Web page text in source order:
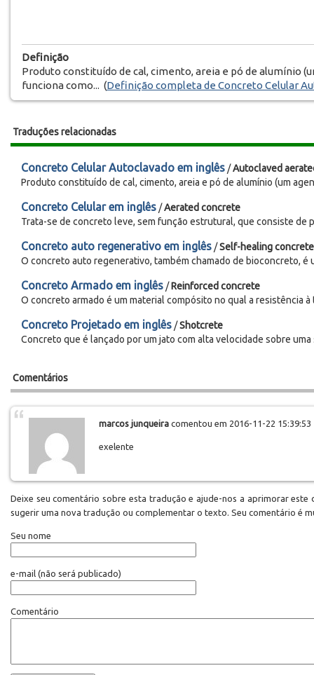
Definição
Produto constituído de cal, cimento, areia e pó de alumínio
funciona como... (Definição completa de Concreto Celular
Traduções relacionadas
Concreto Celular Autoclavado em inglês /Autoclaved
Produto constituído de cal, cimento, areia e pó de alumínio (um
Concreto Celular em inglês /Aerated concrete
Trata-se de concreto leve, sem função estrutural, que consiste de
Concreto auto regenerativo em inglês /Self-healing concrete
O concreto auto regenerativo, também chamado de bioconcreto, é
Concreto Armado em inglês /Reinforced concrete
O concreto armado é um material compósito no qual a resistência à
Concreto Projetado em inglês /Shotcrete
Concreto que é lançado por um jato com alta velocidade sobre uma
Comentários
marcos junqueira comentou em 2016-11-22 15:39:53
exelente
Deixe seu comentário sobre esta tradução e ajude-nos a aprimorar este
sugerir uma nova tradução ou complementar o texto. Seu comentário é
Seu nome
e-mail (não será publicado)
Comentário